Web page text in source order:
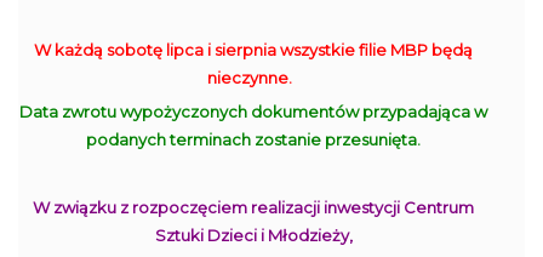
W każdą sobotę lipca i sierpnia wszystkie filie MBP będą
nieczynne.
Data zwrotu wypożyczonych dokumentów przypadająca w
podanych terminach zostanie przesunięta.
W związku z rozpoczęciem realizacji inwestycji Centrum
Sztuki Dzieci i Młodzieży,